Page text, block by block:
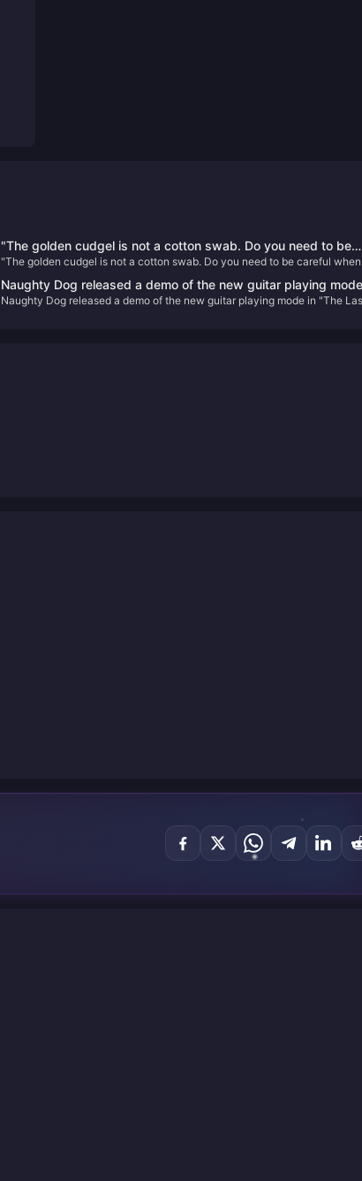
"The golden cudgel is not a cotton swab. Do you need to be
careful when inserting it into your ears?" IGN France
on the classic scene of "Black Myth: Wukong" that caused
dissatisfaction among players
"The golden cudgel is not a cotton swab. Do you need to be careful when
"Black Myth: Wukong" that caused dissatisfaction among players
Naughty Dog released a demo of the new guitar playing
in "The Last of Us Part II: HD Remastered Edition"
Naughty Dog released a demo of the new guitar playing mode in "The